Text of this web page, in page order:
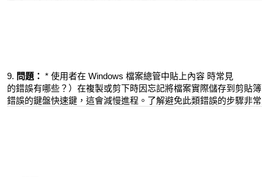
9. 問題： * 使用者在 Windows 檔案總管中貼上內容 時常見
的錯誤有哪些？）在複製或剪下時因忘記將檔案實際儲存到剪貼
錯誤的鍵盤快速鍵，這會減慢進程。了解避免此類錯誤的步驟非